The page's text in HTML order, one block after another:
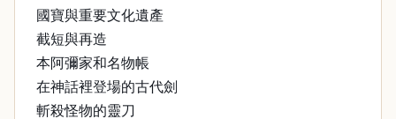
國寶與重要文化遺產
截短與再造
本阿彌家和名物帳
在神話裡登場的古代劍
斬殺怪物的靈刀